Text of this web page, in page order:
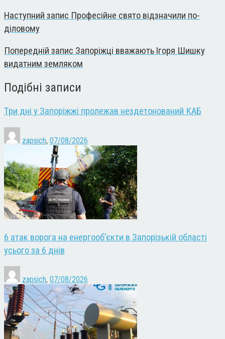
Наступний запис Професійне свято відзначили по-
діловому
Попередній запис Запоріжці вважають Ігоря Шишку
видатним земляком
Подібні записи
Три дні у Запоріжжі пролежав нездетонований КАБ
zapsich, 07/08/2026
6 атак ворога на енергооб’єкти в Запорізькій області
усього за 6 днів
zapsich, 07/08/2026